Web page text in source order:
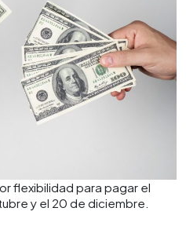
flexibilidad para pagar el
y el 20 de diciembre.